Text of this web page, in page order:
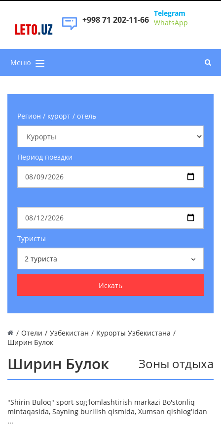
LETO.UZ
+998 71 202-11-66
Telegram
WhatsApp
Меню
Регион / курорт / отель
Период поездки
Туристы
2 туриста
Искать
/ Отели / Узбекистан / Курорты Узбекистана /
Ширин Булок
Ширин Булок Зоны отдыха
"Shirin Buloq" sport-sog'lomlashtirish markazi Bo'stonliq
mintaqasida, Sayning burilish qismida, Xumsan qishlog'idan
...